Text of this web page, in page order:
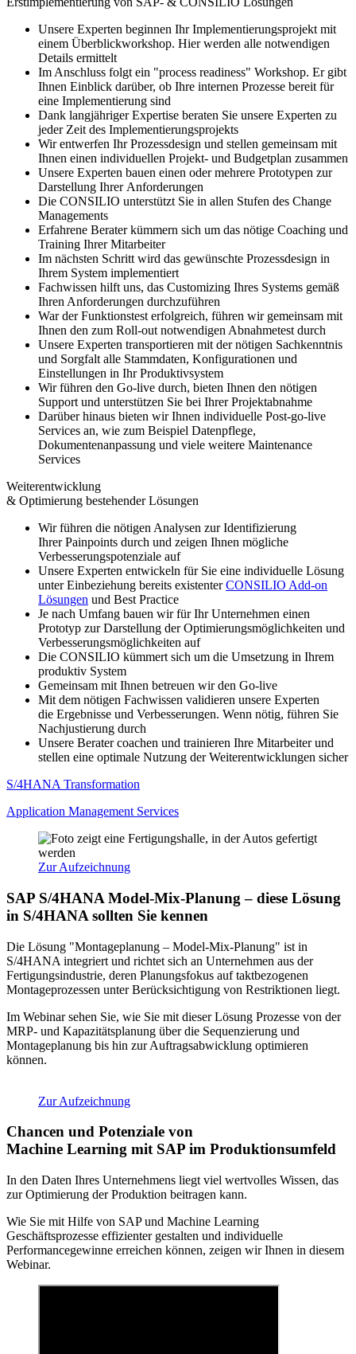
Unsere Experten beginnen Ihr Implementierungsprojekt mit
einem Überblickworkshop. Hier werden alle notwendigen
Details ermittelt
Im Anschluss folgt ein "process readiness" Workshop. Er gibt
Ihnen Einblick darüber, ob Ihre internen Prozesse bereit für
eine Implementierung sind
Dank langjähriger Expertise beraten Sie unsere Experten zu
jeder Zeit des Implementierungsprojekts
Wir entwerfen Ihr Prozessdesign und stellen gemeinsam mit
Ihnen einen individuellen Projekt- und Budgetplan zusammen
Unsere Experten bauen einen oder mehrere Prototypen zur
Darstellung Ihrer Anforderungen
Die CONSILIO unterstützt Sie in allen Stufen des Change
Managements
Erfahrene Berater kümmern sich um das nötige Coaching und
Training Ihrer Mitarbeiter
Im nächsten Schritt wird das gewünschte Prozessdesign in
Ihrem System implementiert
Fachwissen hilft uns, das Customizing Ihres Systems gemäß
Ihren Anforderungen durchzuführen
War der Funktionstest erfolgreich, führen wir gemeinsam mit
Ihnen den zum Roll-out notwendigen Abnahmetest durch
Unsere Experten transportieren mit der nötigen Sachkenntnis
und Sorgfalt alle Stammdaten, Konfigurationen und
Einstellungen in Ihr Produktivsystem
Wir führen den Go-live durch, bieten Ihnen den nötigen
Support und unterstützen Sie bei Ihrer Projektabnahme
Darüber hinaus bieten wir Ihnen individuelle Post-go-live
Services an, wie zum Beispiel Datenpflege,
Dokumentenanpassung und viele weitere Maintenance
Services
Weiterentwicklung
& Optimierung bestehender Lösungen
Wir führen die nötigen Analysen zur Identifizierung
Ihrer Painpoints durch und zeigen Ihnen mögliche
Verbesserungspotenziale auf
Unsere Experten entwickeln für Sie eine individuelle Lösung
unter Einbeziehung bereits existenterCONSILIO Add-on
Lösungen und Best Practice
Je nach Umfang bauen wir für Ihr Unternehmen einen
Prototyp zur Darstellung der Optimierungsmöglichkeiten und
Verbesserungsmöglichkeiten auf
Die CONSILIO kümmert sich um die Umsetzung in Ihrem
produktiv System
Gemeinsam mit Ihnen betreuen wir den Go-live
Mit dem nötigen Fachwissen validieren unsere Experten
die Ergebnisse und Verbesserungen. Wenn nötig, führen Sie
Nachjustierung durch
Unsere Berater coachen und trainieren Ihre Mitarbeiter und
stellen eine optimale Nutzung der Weiterentwicklungen sicher
S/4HANA Transformation
Application Management Services
Zur Aufzeichnung
SAP S/4HANA Model-Mix-Planung – diese Lösung
in S/4HANA sollten Sie kennen
Die Lösung "Montageplanung – Model-Mix-Planung" ist in
S/4HANA integriert und richtet sich an Unternehmen aus der
Fertigungsindustrie, deren Planungsfokus auf taktbezogenen
Montageprozessen unter Berücksichtigung von Restriktionen liegt.
Im Webinar sehen Sie, wie Sie mit dieser Lösung Prozesse von der
MRP- und Kapazitätsplanung über die Sequenzierung und
Montageplanung bis hin zur Auftragsabwicklung optimieren
können.
Zur Aufzeichnung
Chancen und Potenziale von
Machine Learning mit SAP im Produktionsumfeld
In den Daten Ihres Unternehmens liegt viel wertvolles Wissen, das
zur Optimierung der Produktion beitragen kann.
Wie Sie mit Hilfe von SAP und Machine Learning
Geschäftsprozesse effizienter gestalten und individuelle
Performancegewinne erreichen können, zeigen wir Ihnen in diesem
Webinar.